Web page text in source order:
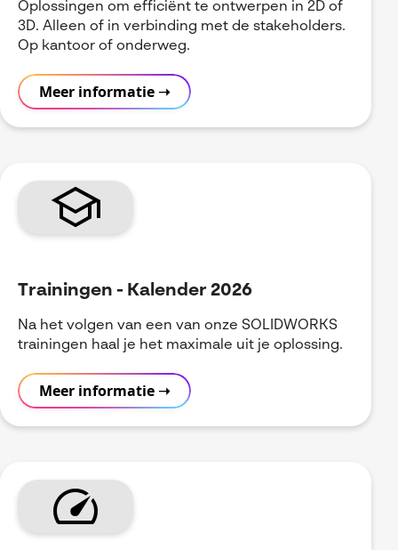
Oplossingen om efficiënt te ontwerpen in 2D of
3D. Alleen of in verbinding met de stakeholders.
Op kantoor of onderweg.
Meer informatie ➝
school
Trainingen - Kalender 2026
Na het volgen van een van onze SOLIDWORKS
trainingen haal je het maximale uit je oplossing.
Meer informatie ➝
speed